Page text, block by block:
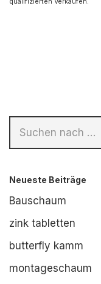
Neueste Beiträge
Bauschaum
zink tabletten
butterfly kamm
montageschaum